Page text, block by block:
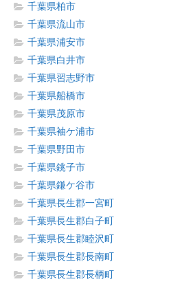
千葉県柏市
千葉県流山市
千葉県浦安市
千葉県白井市
千葉県習志野市
千葉県船橋市
千葉県茂原市
千葉県袖ケ浦市
千葉県野田市
千葉県銚子市
千葉県鎌ケ谷市
千葉県長生郡一宮町
千葉県長生郡白子町
千葉県長生郡睦沢町
千葉県長生郡長南町
千葉県長生郡長柄町